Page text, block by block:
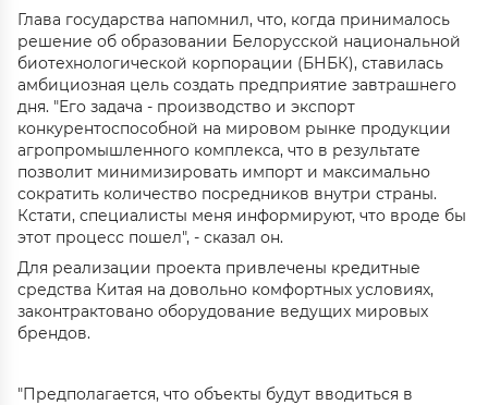
Глава государства напомнил, что, когда принималось
решение об образовании Белорусской национальной
биотехнологической корпорации (БНБК), ставилась
амбициозная цель создать предприятие завтрашнего
дня. "Его задача - производство и экспорт
конкурентоспособной на мировом рынке продукции
агропромышленного комплекса, что в результате
позволит минимизировать импорт и максимально
сократить количество посредников внутри страны.
Кстати, специалисты меня информируют, что вроде бы
этот процесс пошел", - сказал он.
Для реализации проекта привлечены кредитные
средства Китая на довольно комфортных условиях,
законтрактовано оборудование ведущих мировых
брендов.
"Предполагается, что объекты будут вводиться в